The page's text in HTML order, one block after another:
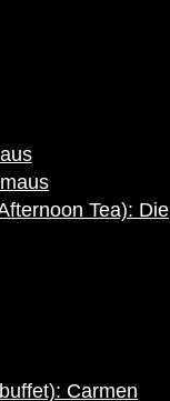
Tea): Die
Carmen